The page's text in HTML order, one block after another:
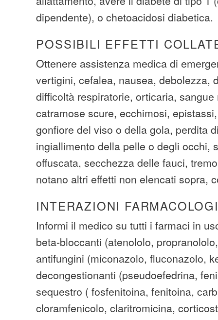
dipendente), o chetoacidosi diabetica.
POSSIBILI EFFETTI
Ottenere assistenza medica di
vertigini, cefalea, nausea, debolezza,
difficoltà respiratorie, orticaria,
catramose scure, ecchimosi,
gonfiore del viso o della gola, perdita
ingiallimento della pelle o degli occhi,
offuscata, secchezza delle fauci,
notano altri effetti non elencati sopra,
INTERAZIONI
Informi il medico su tutti i farmaci in
beta-bloccanti (atenololo,
antifungini (miconazolo, fluconazolo,
decongestionanti (pseudoefedrina,
sequestro ( fosfenitoina, fenitoina,
cloramfenicolo, claritromicina,